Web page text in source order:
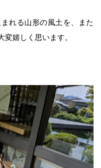
れる山形の風土を、また
嬉しく思います。